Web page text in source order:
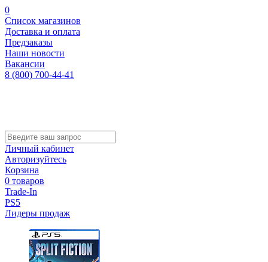
0
Список магазинов
Доставка и оплата
Предзаказы
Наши новости
Вакансии
8 (800) 700-44-41
Личный кабинет
Авторизуйтесь
Корзина
0 товаров
Trade-In
PS5
Лидеры продаж